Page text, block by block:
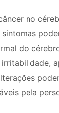
no
do
​​pela